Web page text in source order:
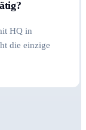
HQ in
die einzige